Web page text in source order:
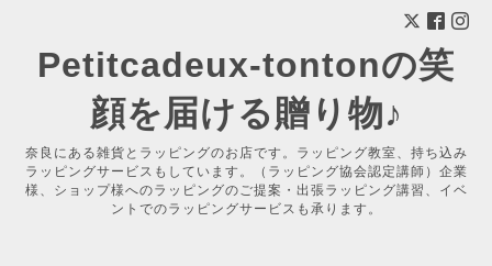
Petitcadeux-tontonの笑
顔を届ける贈り物♪
奈良にある雑貨とラッピングのお店です。ラッピング教室、持ち込み
ラッピングサービスもしています。（ラッピング協会認定講師）企業
様、ショップ様へのラッピングのご提案・出張ラッピング講習、イベ
ントでのラッピングサービスも承ります。